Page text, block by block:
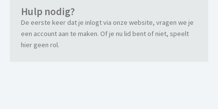
Hulp nodig?
De eerste keer dat je inlogt via onze website, vragen we je
een account aan te maken. Of je nu lid bent of niet, speelt
hier geen rol.